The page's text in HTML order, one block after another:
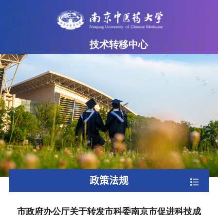
技术转移中心
网站首页
中心简介
成果超市
专家团队
政策法规
下载专区
政策法规
市政府办公厅关于转发市科委南京市促进科技成